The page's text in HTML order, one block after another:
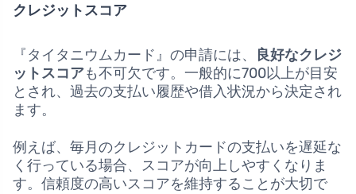
クレジットスコア
『タイタニウムカード』の申請には、 良好なクレジ
ットスコアも不可欠です。一般的に700以上が目安
とされ、過去の支払い履歴や借入状況から決定され
ます。
例えば、毎月のクレジットカードの支払いを遅延な
く行っている場合、スコアが向上しやすくなりま
す。信頼度の高いスコアを維持することが大切で